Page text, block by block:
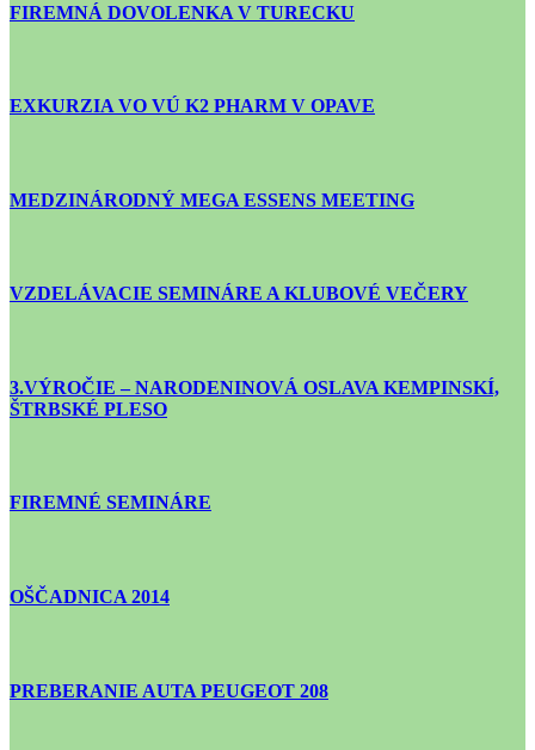
FIREMNÁ DOVOLENKA V TURECKU
EXKURZIA VO VÚ K2 PHARM V OPAVE
MEDZINÁRODNÝ MEGA ESSENS MEETING
VZDELÁVACIE SEMINÁRE A KLUBOVÉ VEČERY
3.VÝROČIE – NARODENINOVÁ OSLAVA KEMPINSKÍ,
ŠTRBSKÉ PLESO
FIREMNÉ SEMINÁRE
OŠČADNICA 2014
PREBERANIE AUTA PEUGEOT 208